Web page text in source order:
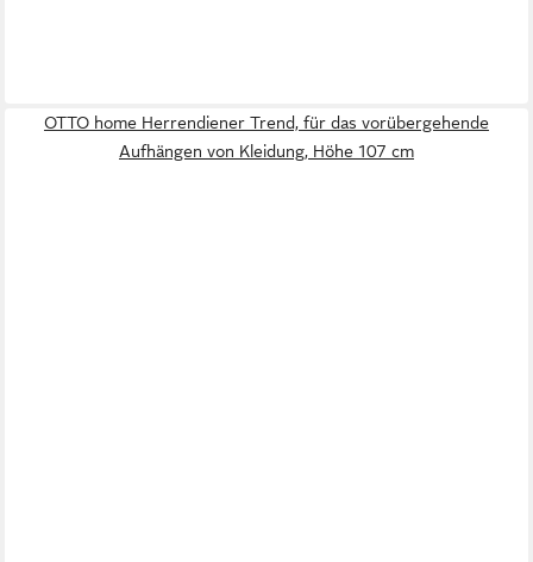
OTTO home Herrendiener Trend, für das vorübergehende
Aufhängen von Kleidung, Höhe 107 cm